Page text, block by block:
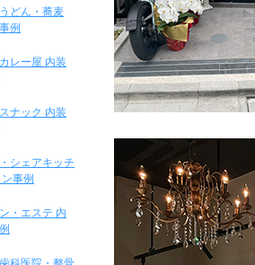
どん・蕎麦
例
レー屋 内装
ナック 内装
シェアキッチ
事例
・エステ 内